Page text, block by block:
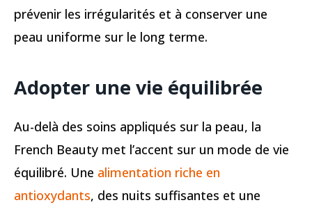
prévenir les irrégularités et à conserver une
peau uniforme sur le long terme.
Adopter une vie équilibrée
Au-delà des soins appliqués sur la peau, la
French Beauty met l’accent sur un mode de vie
équilibré. Une alimentation riche en
antioxydants, des nuits suffisantes et une